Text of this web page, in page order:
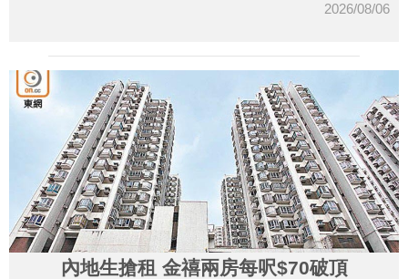
2026/08/06
內地生搶租 金禧兩房每呎$70破頂